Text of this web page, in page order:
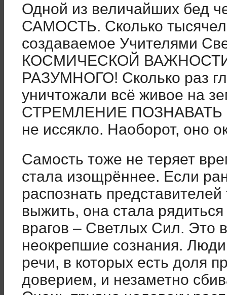
Одной из величайших бед
САМОСТЬ. Сколько
создаваемое Учителями
КОСМИЧЕСКОЙ
РАЗУМНОГО! Сколько раз
уничтожали всё живое на
СТРЕМЛЕНИЕ ПОЗНАВАТЬ
не иссякло. Наоборот, оно
Самость тоже не теряет
стала изощрённее. Если
распознать
выжить, она стала
врагов – Светлых Сил. Это
неокрепшие сознания.
речи, в которых есть доля
доверием, и незаметно